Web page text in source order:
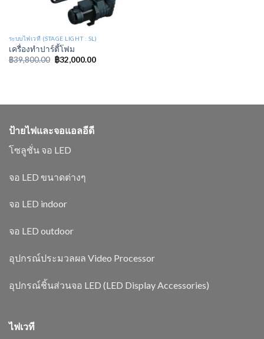
ระบบไฟเวที (STAGE LIGHT : SL)
เครื่องทำปาร์ตี้โฟม
฿39,800.00 ฿32,000.00
ป้ายไฟและจอแอลอีดี
โซลูชั่น จอ LED
จอ LED ขนาดต่างๆ
จอ LED indoor
จอ LED outdoor
อุปกรณ์ประมวลผล Video Processor
อุปกรณ์ชิ้นส่วนจอ LED (LED Display Accessories)
ไฟเวที